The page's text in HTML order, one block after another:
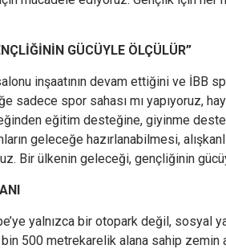
GÜCÜYLE ÖLÇÜLÜR”
inşaatının devam ettiğini ve İBB spor
sadece spor sahası mı yapıyoruz,
eğitim desteğine, giyinme
geleceğe hazırlanabilmesi,
Bir ülkenin geleceği, gençliğinin
yalnızca bir otopark değil, sosyal
bin 500 metrekarelik alana sahip